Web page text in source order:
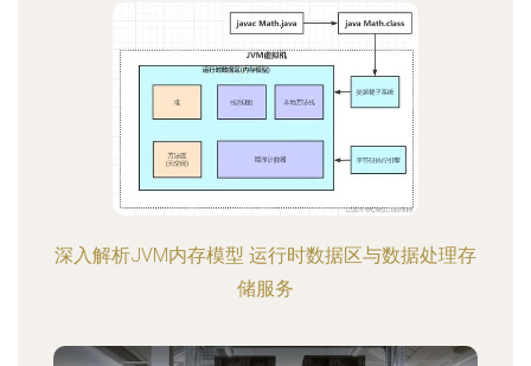
深入解析JVM内存模型 运行时数据区与数据处理存
储服务